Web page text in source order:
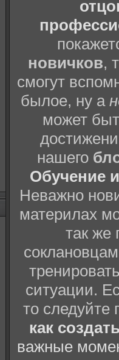
новичков,
смогут
былое, ну а
может
нашего
Обучение
Неважно
материлах
так же
ситуации.
то
как
важные